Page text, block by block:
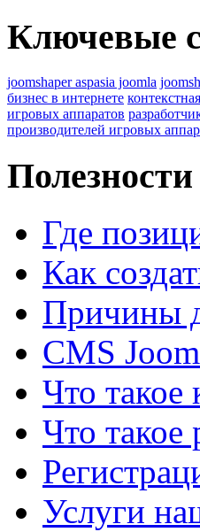
Ключевые
joomshaper aspasia joomla
бизнес в интернете
игровых аппаратов
производителей игровых
Полезности
Где
Как
Причины
CMS
Что такое
Что такое
Услуги